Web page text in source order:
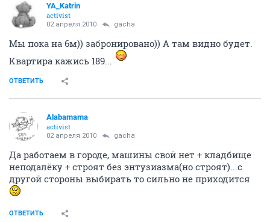
YA_Katrin
activist
02 апреля 2010 gacha
Мы пока на 6м)) забронировано)) А там видно будет.
Квартира кажись 189...
ОТВЕТИТЬ
Alabamama
activist
02 апреля 2010 gacha
Да работаем в городе, машины свой нет + кладбище
неподалёку + строят без энтузиазма(но строят)...с
другой стороны выбирать то сильно не приходится
ОТВЕТИТЬ